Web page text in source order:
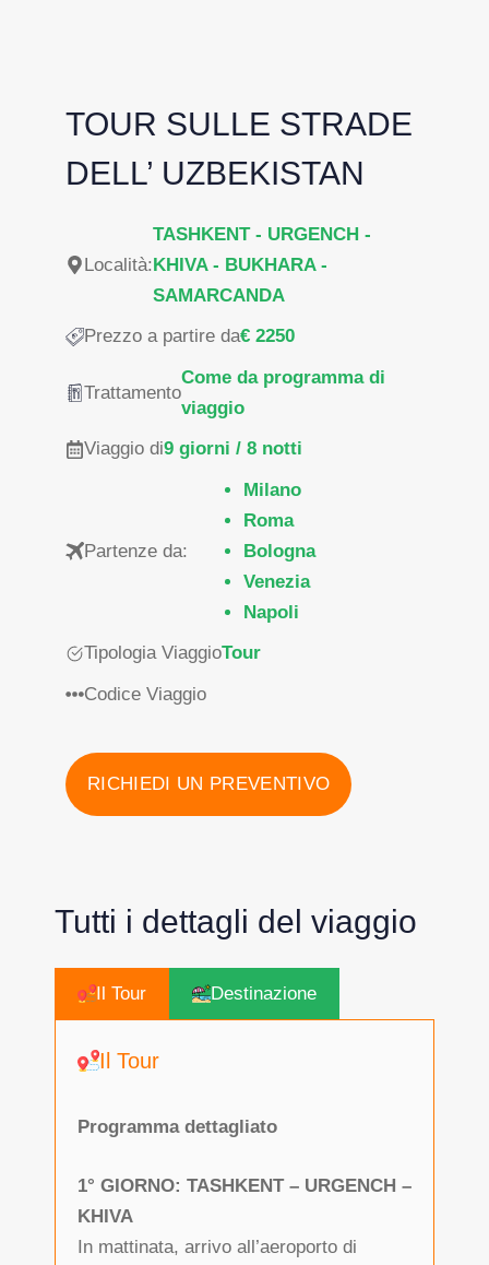
TOUR SULLE STRADE
DELL’ UZBEKISTAN
Località:
TASHKENT - URGENCH -
KHIVA - BUKHARA -
SAMARCANDA
Prezzo a partire da€ 2250
Trattamento
Come da programma di
viaggio
Viaggio di9 giorni / 8 notti
Partenze da:
Milano
Roma
Bologna
Venezia
Napoli
Tipologia ViaggioTour
Codice Viaggio
RICHIEDI UN PREVENTIVO
Tutti i dettagli del viaggio
Il Tour Destinazione
Il Tour
Programma dettagliato
1° GIORNO: TASHKENT – URGENCH –
KHIVA
In mattinata, arrivo all’aeroporto di